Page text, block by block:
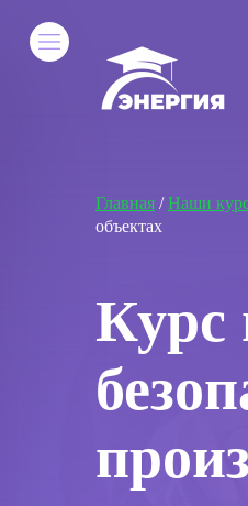
Главная /Наши
объектах